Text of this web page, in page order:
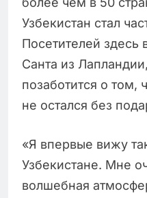
Узбекистан стал
Посетителей здесь
Санта из
позаботится о том,
не остался без
«Я впервые вижу
Узбекистане. Мне
волшебная